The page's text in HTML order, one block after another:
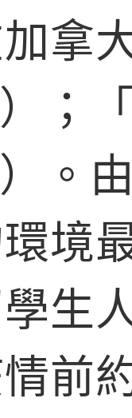
加拿
）；
）。
境
生
前